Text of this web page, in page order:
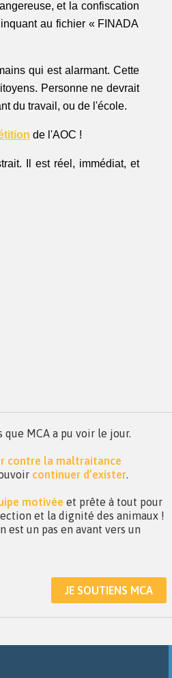
et la confiscation
au fichier « FINADA
qui est alarmant. Cette
Personne ne devrait
du travail, ou de l'école.
de l'AOC !
Il est réel, immédiat, et
que MCA a pu voir le jour.
contre la maltraitance
continuer d’exister.
motivée et prête à tout pour
et la dignité des animaux !
est un pas en avant vers un
JE SOUTIENS MCA